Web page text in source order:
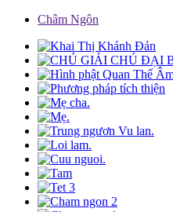
Châm Ngôn